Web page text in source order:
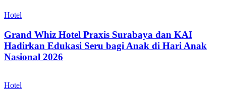
Hotel
Grand Whiz Hotel Praxis Surabaya dan KAI
Hadirkan Edukasi Seru bagi Anak di Hari Anak
Nasional 2026
Hotel